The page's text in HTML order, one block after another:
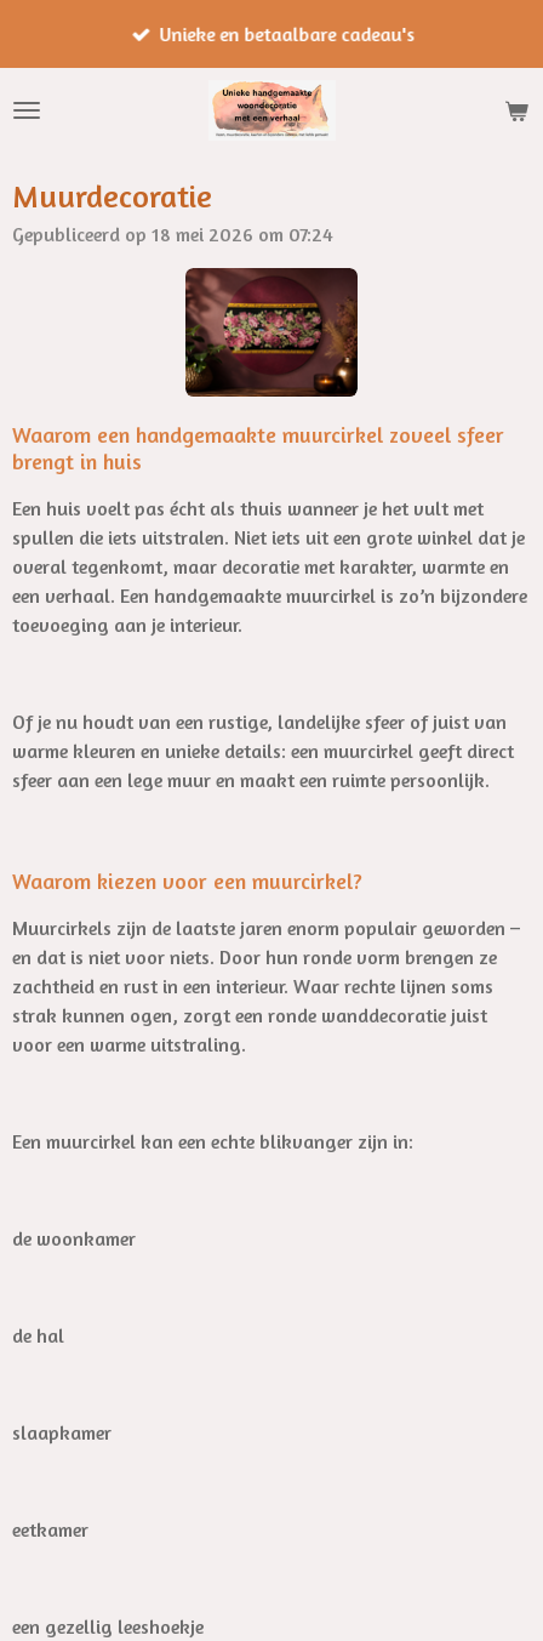
de
Unieke en betaalbare cadeau's
Muurdecoratie
Gepubliceerd op 18 mei 2026 om 07:24
Waarom een handgemaakte muurcirkel zoveel sfeer
brengt in huis
Een huis voelt pas écht als thuis wanneer je het vult met
spullen die iets uitstralen. Niet iets uit een grote winkel dat je
overal tegenkomt, maar decoratie met karakter, warmte en
een verhaal. Een handgemaakte muurcirkel is zo’n bijzondere
toevoeging aan je interieur.
Of je nu houdt van een rustige, landelijke sfeer of juist van
warme kleuren en unieke details: een muurcirkel geeft direct
sfeer aan een lege muur en maakt een ruimte persoonlijk.
Waarom kiezen voor een muurcirkel?
Muurcirkels zijn de laatste jaren enorm populair geworden –
en dat is niet voor niets. Door hun ronde vorm brengen ze
zachtheid en rust in een interieur. Waar rechte lijnen soms
strak kunnen ogen, zorgt een ronde wanddecoratie juist
voor een warme uitstraling.
Een muurcirkel kan een echte blikvanger zijn in:
de woonkamer
de hal
slaapkamer
eetkamer
een gezellig leeshoekje